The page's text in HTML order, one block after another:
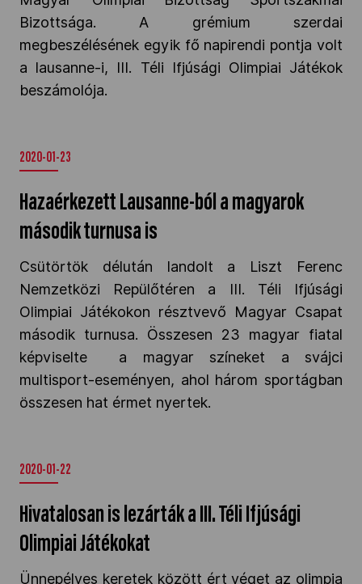
Bizottsága. A grémium szerdai
megbeszélésének egyik fő napirendi pontja volt
a lausanne-i, III. Téli Ifjúsági Olimpiai Játékok
beszámolója.
2020-01-23
Hazaérkezett Lausanne-ból a magyarok
második turnusa is
Csütörtök délután landolt a Liszt Ferenc
Nemzetközi Repülőtéren a III. Téli Ifjúsági
Olimpiai Játékokon résztvevő Magyar Csapat
második turnusa. Összesen 23 magyar fiatal
képviselte a magyar színeket a svájci
multisport-eseményen, ahol három sportágban
összesen hat érmet nyertek.
2020-01-22
Hivatalosan is lezárták a III. Téli Ifjúsági
Olimpiai Játékokat
Ünnepélyes keretek között ért véget az olimpia